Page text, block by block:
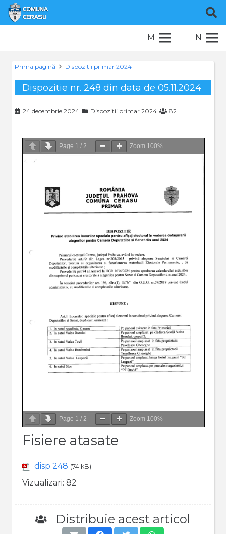
M N
Prima pagină Dispozitii primar 2024
Dispozitie nr. 248 din data de 05.11.2024
24 decembrie 2024 Dispozitii primar 2024 82
Page 1 / 2 Zoom 100%
Page 1 / 2 Zoom 100%
Fisiere atasate
disp 248 (74 kB)
Vizualizari: 82
Distribuie acest articol